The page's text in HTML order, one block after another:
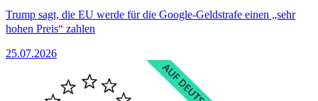
Trump sagt, die EU werde für die Google-Geldstrafe einen „sehr
hohen Preis“ zahlen
25.07.2026